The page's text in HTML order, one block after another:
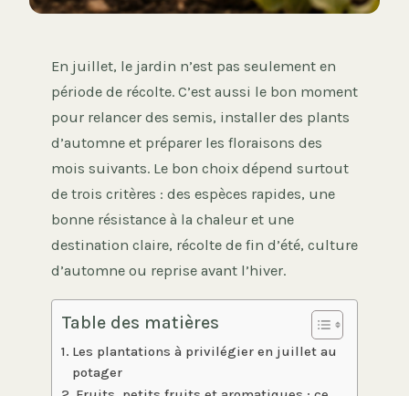
En juillet, le jardin n’est pas seulement en
période de récolte. C’est aussi le bon moment
pour relancer des semis, installer des plants
d’automne et préparer les floraisons des
mois suivants. Le bon choix dépend surtout
de trois critères : des espèces rapides, une
bonne résistance à la chaleur et une
destination claire, récolte de fin d’été, culture
d’automne ou reprise avant l’hiver.
Table des matières
Les plantations à privilégier en juillet au
potager